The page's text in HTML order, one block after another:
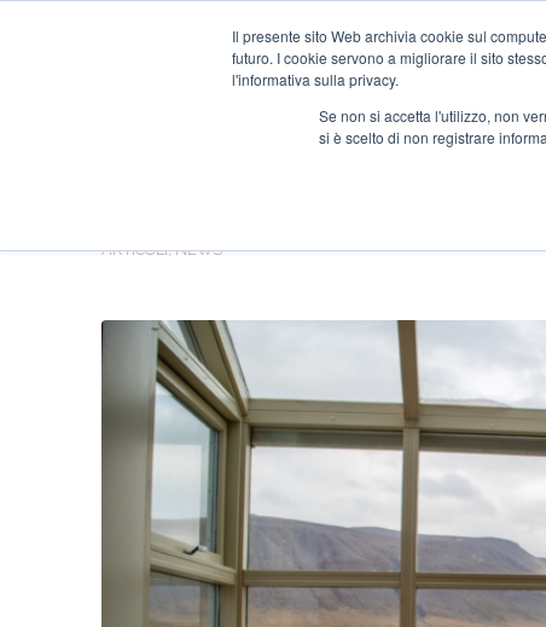
Il presente sito Web archivia cookie sul
futuro. I cookie servono a migliorare il sito
l'informativa sulla privacy.
Se non si accetta l'utilizzo, non
si è scelto di non registrare
WORKATION: COME
ARTICOLI,NEWS